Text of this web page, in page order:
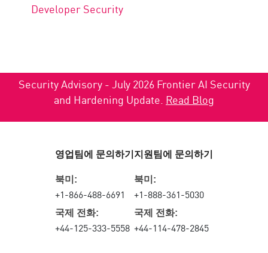
Developer Security
Security Advisory - July 2026 Frontier AI Security
and Hardening Update. Read Blog
영업팀에 문의하기
북미:
+1-866-488-6691
국제 전화:
+44-125-333-5558
지원팀에 문의하기
북미:
+1-888-361-5030
국제 전화:
+44-114-478-2845